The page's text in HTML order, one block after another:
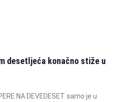
desetljeća konačno stiže u
NA DEVEDESET samo je u